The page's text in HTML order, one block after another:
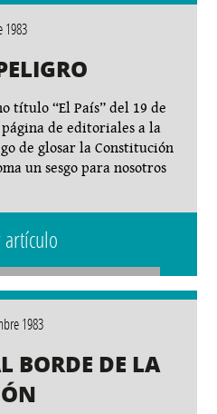
1983
título “El País” del 19 de
de editoriales a la
de glosar la Constitución
un sesgo para nosotros
artículo
1983
BORDE DE LA